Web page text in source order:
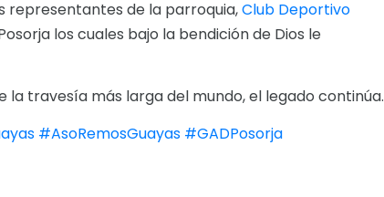
representantes de la parroquia,Club Deportivo
los cuales bajo la bendición de Dios le
la travesía más larga del mundo, el legado continúa.
#AsoRemosGuayas #GADPosorja